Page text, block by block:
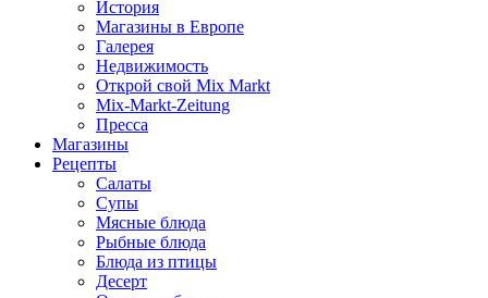
История
Магазины в Европе
Галерея
Недвижимость
Открой свой Mix Markt
Mix-Markt-Zeitung
Пресса
Магазины
Рецепты
Салаты
Супы
Мясные блюда
Рыбные блюда
Блюда из птицы
Десерт